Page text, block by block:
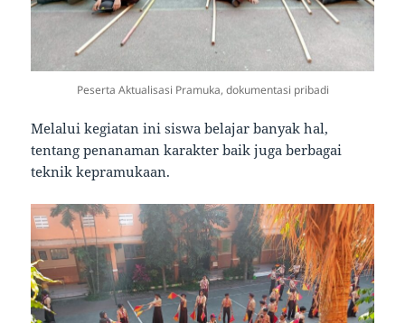
Peserta Aktualisasi Pramuka, dokumentasi pribadi
Melalui kegiatan ini siswa belajar banyak hal,
tentang penanaman karakter baik juga berbagai
teknik kepramukaan.